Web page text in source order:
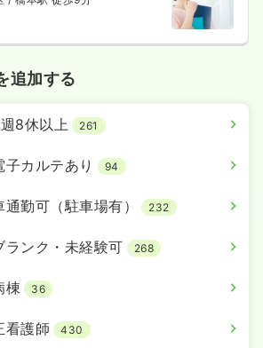
る
一時募集休止
ンコールあり
る
追加する
8休以上 261
子カルテあり 94
通勤可（駐車場有） 232
ランク・未経験可 268
棟 36
看護師 430